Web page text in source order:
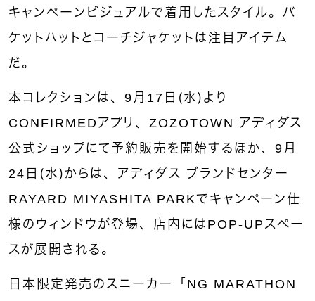
キャンペーンビジュアルで着用したスタイル。バ
ケットハットとコーチジャケットは注目アイテム
だ。
本コレクションは、9月17日（水）より
CONFIRMEDアプリ、ZOZOTOWN アディダス
公式ショップにて予約販売を開始するほか、9月
24日（水）からは、アディダス ブランドセンター
RAYARD MIYASHITA PARKでキャンペーン仕
様のウィンドウが登場、店内にはPOP-UPスペー
スが展開される。
日本限定発売のスニーカー「NG MARATHON